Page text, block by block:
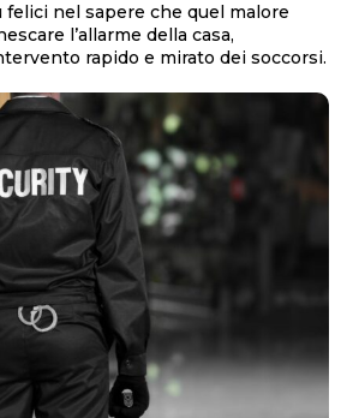
nel sapere che quel malore
l’allarme della casa,
rapido e mirato dei soccorsi.